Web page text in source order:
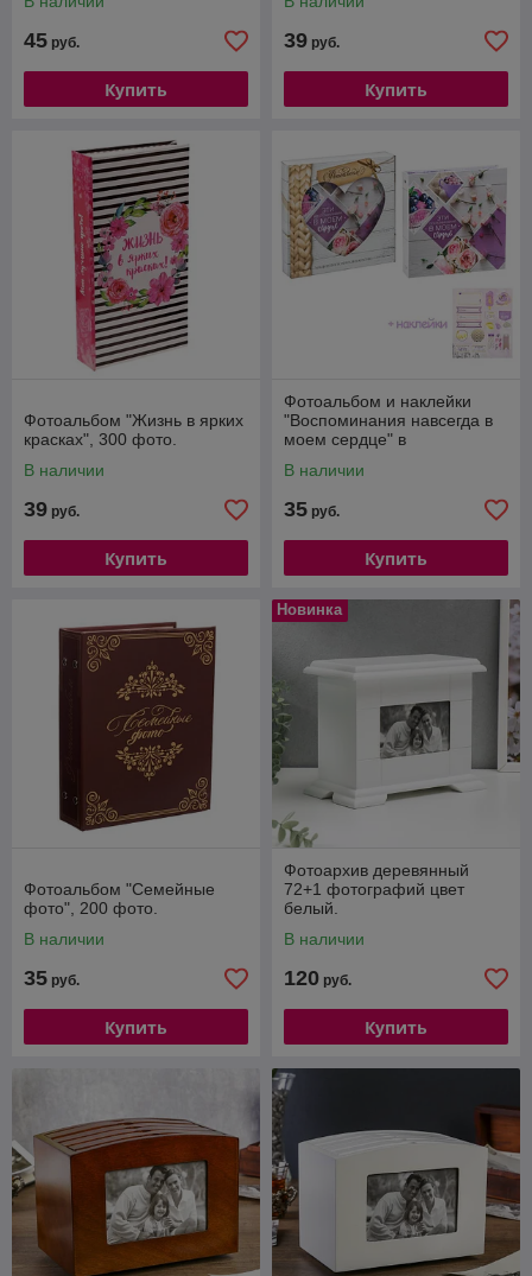
45 руб.
Купить
39 руб.
Купить
Фотоальбом "Жизнь в ярких
красках", 300 фото.
В наличии
39 руб.
Купить
Фотоальбом и наклейки
"Воспоминания навсегда в
моем сердце" в
фото.
В наличии
35 руб.
Купить
Фотоальбом "Семейные
фото", 200 фото.
В наличии
35 руб.
Купить
Новинка
Фотоархив деревянный
72+1 фотографий цвет
белый.
В наличии
120 руб.
Купить